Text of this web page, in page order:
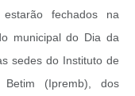
fechados na
municipal do Dia da
sedes do Instituto de
(Ipremb), dos